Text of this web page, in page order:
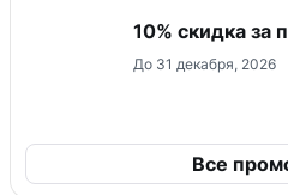
10% скидка за
До 31 декабря, 2026
Все